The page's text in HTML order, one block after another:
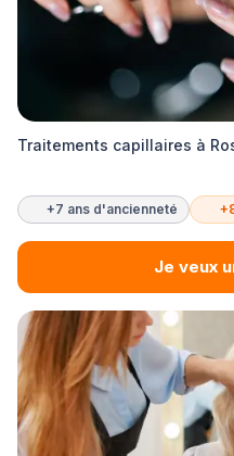
Traitements capillaires à
+7 ans d'ancienneté
Je veux